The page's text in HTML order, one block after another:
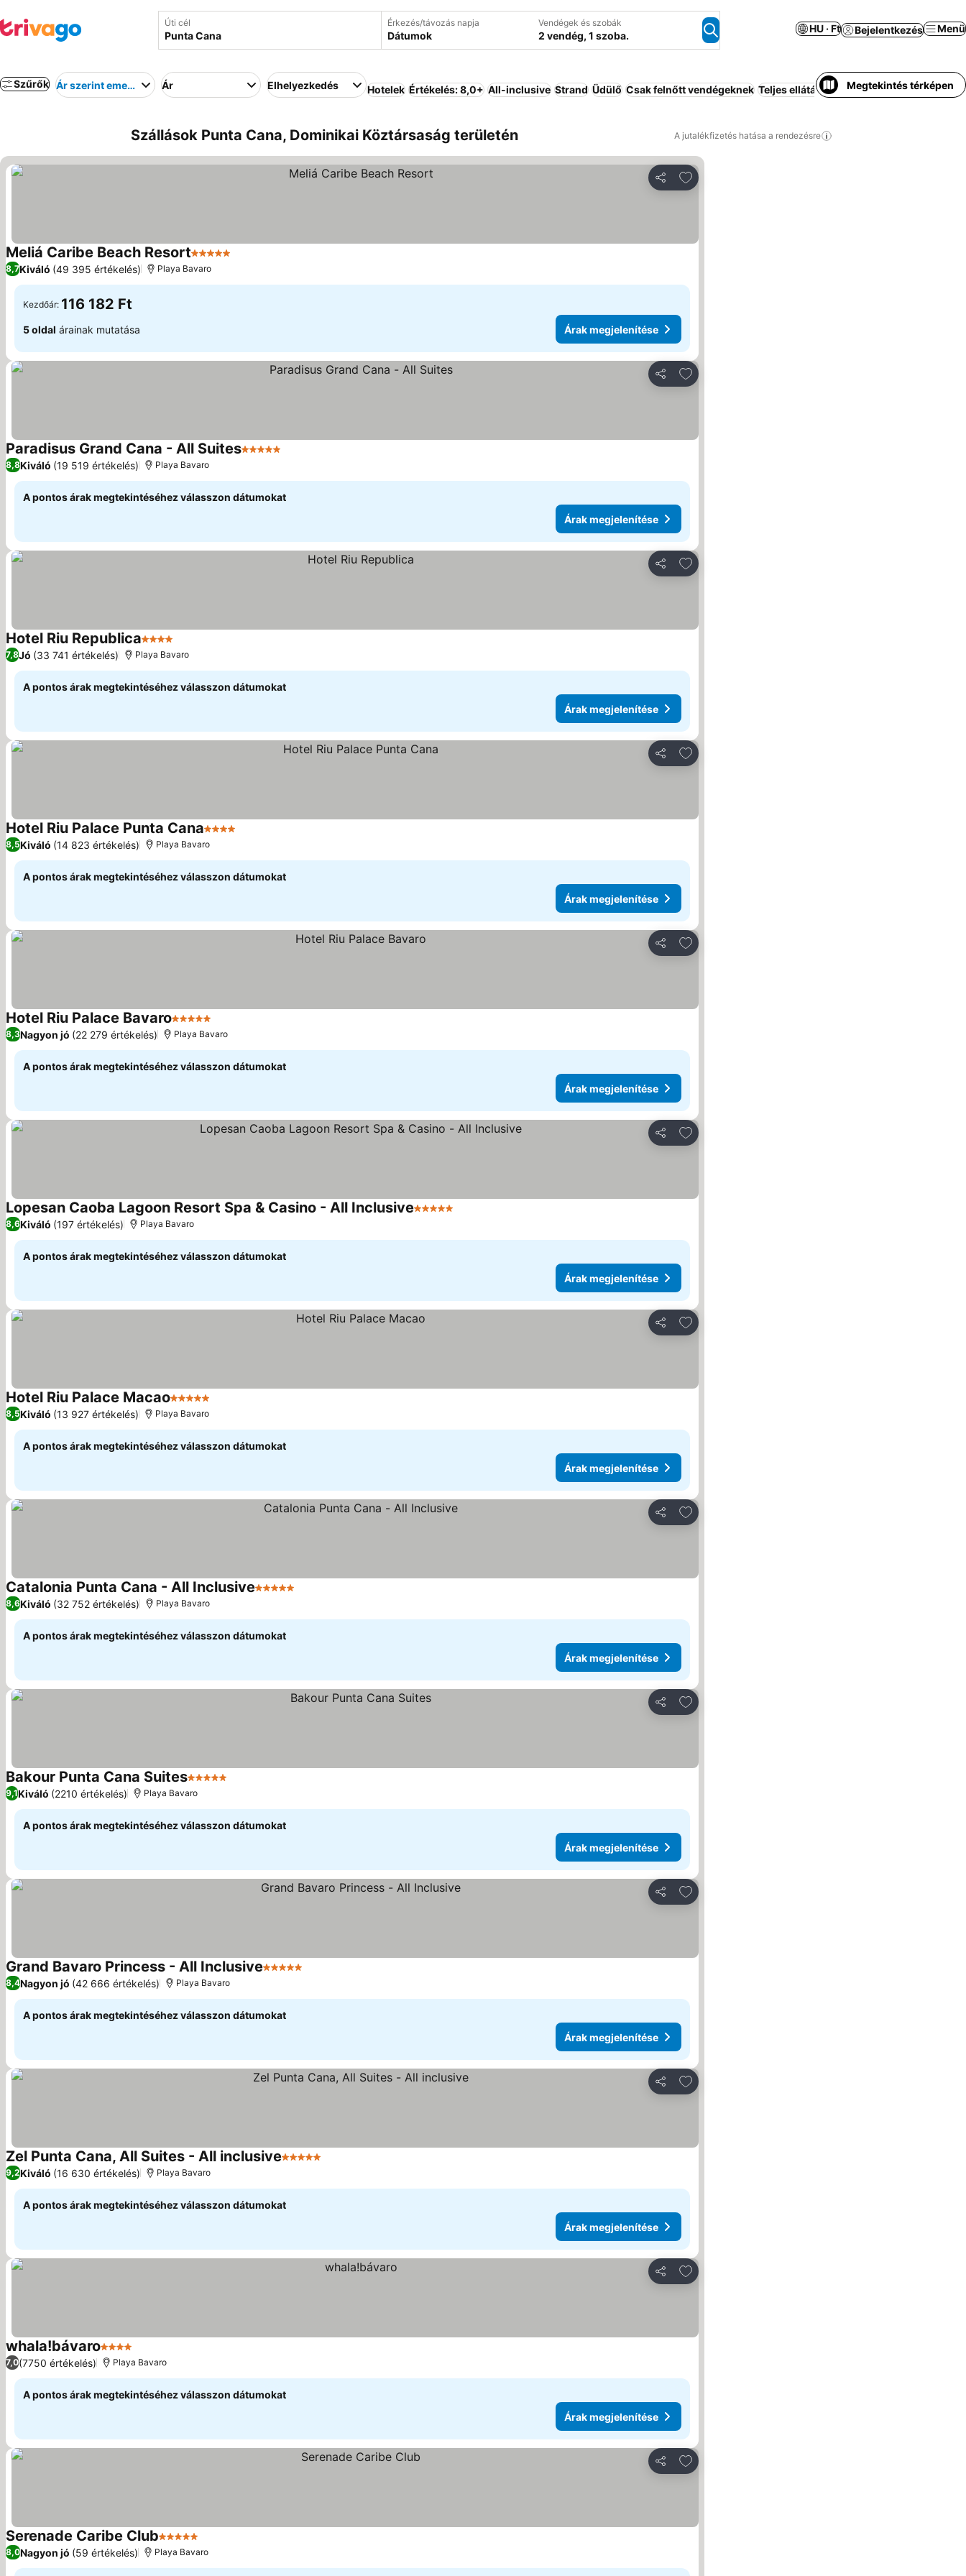
Úti cél Érkezés/távozás napja
Dátumok
Vendégek és szobák
2 vendég, 1 szoba.
HU · Ft Bejelentkezés Menü
Szűrők Ár szerint emelkedő Ár Elhelyezkedés Hotelek Értékelés: 8,0+ All-inclusive Strand Üdülő Csak felnőtt vendégeknek Teljes ellátás Medence Reggeli az árban
Megtekintés térképen
Szállások Punta Cana, Dominikai Köztársaság területén A jutalékfizetés hatása a rendezésre
Megosztás
Hozzáadás a kedvencekhez
Meliá Caribe Beach Resort5 Kategória
8,7Kiváló (49 395 értékelés) Playa Bavaro
Kezdőár: 116 182 Ft
5 oldal árainak mutatása Árak megjelenítése
Megosztás
Hozzáadás a kedvencekhez
Paradisus Grand Cana - All Suites5 Kategória
8,8Kiváló (19 519 értékelés) Playa Bavaro
A pontos árak megtekintéséhez válasszon dátumokat
Árak megjelenítése
Megosztás
Hozzáadás a kedvencekhez
Hotel Riu Republica4 Kategória
7,8Jó (33 741 értékelés) Playa Bavaro
A pontos árak megtekintéséhez válasszon dátumokat
Árak megjelenítése
Megosztás
Hozzáadás a kedvencekhez
Hotel Riu Palace Punta Cana4 Kategória
8,5Kiváló (14 823 értékelés) Playa Bavaro
A pontos árak megtekintéséhez válasszon dátumokat
Árak megjelenítése
Megosztás
Hozzáadás a kedvencekhez
Hotel Riu Palace Bavaro5 Kategória
8,3Nagyon jó (22 279 értékelés) Playa Bavaro
A pontos árak megtekintéséhez válasszon dátumokat
Árak megjelenítése
Megosztás
Hozzáadás a kedvencekhez
Lopesan Caoba Lagoon Resort Spa & Casino - All Inclusive5 Kategória
8,6Kiváló (197 értékelés) Playa Bavaro
A pontos árak megtekintéséhez válasszon dátumokat
Árak megjelenítése
Megosztás
Hozzáadás a kedvencekhez
Hotel Riu Palace Macao5 Kategória
8,5Kiváló (13 927 értékelés) Playa Bavaro
A pontos árak megtekintéséhez válasszon dátumokat
Árak megjelenítése
Megosztás
Hozzáadás a kedvencekhez
Catalonia Punta Cana - All Inclusive5 Kategória
8,6Kiváló (32 752 értékelés) Playa Bavaro
A pontos árak megtekintéséhez válasszon dátumokat
Árak megjelenítése
Megosztás
Hozzáadás a kedvencekhez
Bakour Punta Cana Suites5 Kategória
9,1Kiváló (2210 értékelés) Playa Bavaro
A pontos árak megtekintéséhez válasszon dátumokat
Árak megjelenítése
Megosztás
Hozzáadás a kedvencekhez
Grand Bavaro Princess - All Inclusive5 Kategória
8,4Nagyon jó (42 666 értékelés) Playa Bavaro
A pontos árak megtekintéséhez válasszon dátumokat
Árak megjelenítése
Megosztás
Hozzáadás a kedvencekhez
Zel Punta Cana, All Suites - All inclusive5 Kategória
9,2Kiváló (16 630 értékelés) Playa Bavaro
A pontos árak megtekintéséhez válasszon dátumokat
Árak megjelenítése
Megosztás
Hozzáadás a kedvencekhez
whala!bávaro4 Kategória
7,0(7750 értékelés) Playa Bavaro
A pontos árak megtekintéséhez válasszon dátumokat
Árak megjelenítése
Megosztás
Hozzáadás a kedvencekhez
Serenade Caribe Club5 Kategória
8,0Nagyon jó (59 értékelés) Playa Bavaro